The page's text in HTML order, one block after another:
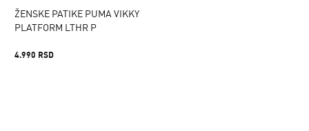
ŽENSKE PATIKE PUMA VIKKY
PLATFORM LTHR P
4.990 RSD